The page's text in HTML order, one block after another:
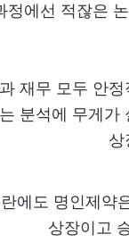
정에선 적잖은
재무 모두 안
분석에 무게가
상
에도 명인제약
상장이고